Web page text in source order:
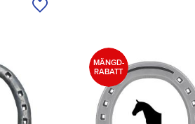
Tilføj til ønskeliste
MÄNGD-
RABATT